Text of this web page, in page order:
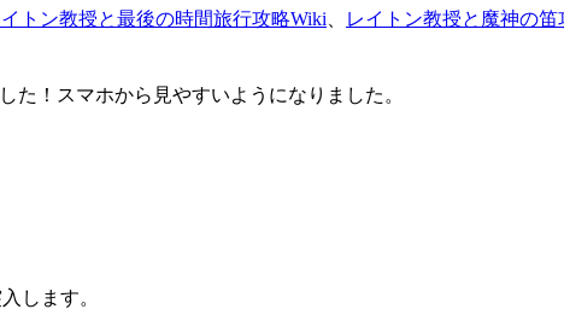
イトン教授と最後の時間旅行攻略Wiki レイトン教授と魔神の笛
た！スマホから見やすいようになりました。
します。